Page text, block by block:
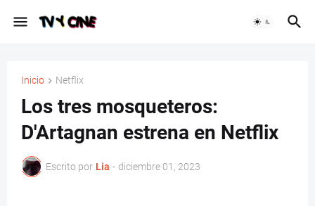
Inicio Netflix
Los tres mosqueteros:
D'Artagnan estrena en Netflix
Escrito por Lia - diciembre 01, 2023